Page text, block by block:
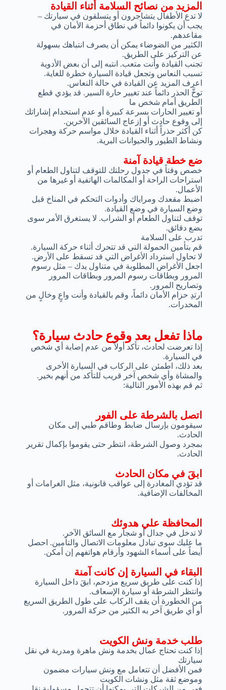
ضع خطة قيادة آمنة
خصص وقتاً في جدول رحلتك للتوقف لتناول الطعام أو
استراحات الراحة أو المكالمات الهاتفية أو غيرها من
الأعمال.
اضبط مقعدك ومراياك وأدوات التحكم في المناخ قبل
وضع السيارة في وضع القيادة.
توقف لتناول الطعام أو الشراب. لا يستغرق الأمر سوى
بضع دقائق.
تدرب على السلامة
قم بتأمين الحمولة التي قد تتحرك أثناء حركة السيارة.
لا تحاول استرداد الأغراض التي قد تسقط على الأرض.
اجعل الأغراض المطلوبة في متناول يدك – مثل رسوم
المرور وبطاقات رسوم المرور وبطاقات المرور
وتصاريح المرور.
ارتدِ حزام الأمان دائماً، وقم بالقيادة وأنت واعٍ وخالٍ من
المخدرات.
المزيد من نصائح السلامة أثناء القيادة
لا تدع الأطفال يتشاجرون أو يتسلقون في سيارتك –
يجب أن يكونوا دائماً في نطاق أحزمة الأمان في
مقاعدهم.
الكثير من الضوضاء يمكن أن يصرف انتباهك بسهولة
عن التركيز على الطريق.
تجنب القيادة وأنت متعب. انتبه إلى أن بعض الأدوية
تسبب النعاس وتجعل قيادة السيارة خطرة للغاية.
اعرف المزيد عن القيادة في حالة النعاس.
توخَّ الحذر دائماً عند تغيير حارة السير. قد يؤدي قطع
الطريق أمام شخص ما
أو تغيير الحارات بسرعة كبيرة أو عدم استخدام إشاراتك
إلى وقوع حادث أو إزعاج السائقين الآخرين.
كن أكثر حذراً أثناء القيادة خلال مواسم حركة وهجرات
ونشاط الطيور والحيوانات البرية.
ماذا تفعل بعد وقوع حادث سيارة؟
إذا تعرضت لحادث، تأكد أولاً من عدم إصابة أي شخص
في السيارة.
بعد ذلك، اطمئن على الركاب في السيارة الأخرى
والمشاة وأي شخص آخر قريب للتأكد من أنهم بخير.
ثم قم بهذه الأمور التالية:
ابقَ في مكان الحادث
قد تؤدي المغادرة إلى عواقب قانونية، مثل الغرامات أو
المخالفات الإضافية.
اتصل بالشرطة على الفور
سيقومون بإرسال ضابط وطاقم طبي إلى مكان
الحادث.
بمجرد وصول الشرطة، انتظر حتى يقوموا بإكمال تقرير
الحادث.
البقاء في السيارة إن كانت آمنة
إذا كنت على طريق سريع مزدحم، ابقَ داخل السيارة
وانتظر الشرطة أو سيارة الإسعاف.
من الخطورة أن يقف الركاب على طول الطريق السريع
أو أي طريق آخر به الكثير من حركة المرور.
المحافظة علي هدوئك
لا تدخل في جدال أو شجار مع السائق الآخر.
ما عليك سوى تبادل معلومات الاتصال والتأمين. احصل
أيضاً على أسماء الشهود وأرقام هواتفهم إن أمكن.
طلب خدمة ونش الكويت
إذا كنت تحتاج عمال بخدمة ونش ماهرة ومدربة في نقل
سيارتك
فمن الأفضل أن تتعامل مع ونش سيارات مضمون
وموضع ثقة مثل ونشات الكويت